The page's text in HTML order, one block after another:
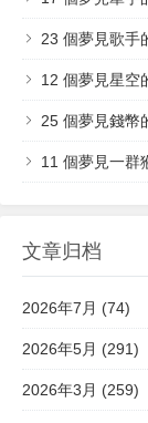
23 個夢見歌手
12 個夢見星空
25 個夢見錢幣
11 個夢見一群
文章归档
2026年7月 (74)
2026年5月 (291)
2026年3月 (259)